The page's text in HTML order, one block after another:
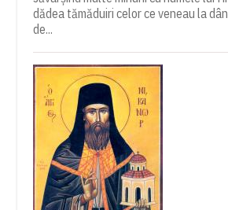
dădea tămăduiri celor ce veneau la
de...